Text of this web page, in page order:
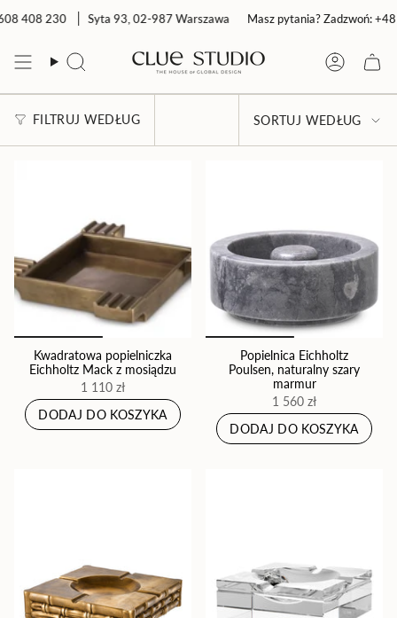
do
408 230 Syta 93, 02-987 Warszawa Masz pytania? Zadzwoń: +48
Szukaj Konto
FILTRUJ WEDŁUG
SORTUJ
WEDŁUG
SORTUJ WEDŁUG
Kwadratowa popielniczka
Eichholtz Mack z mosiądzu
1 110 zł
DODAJ DO KOSZYKA
Popielnica Eichholtz
Poulsen, naturalny szary
marmur
1 560 zł
DODAJ DO KOSZYKA